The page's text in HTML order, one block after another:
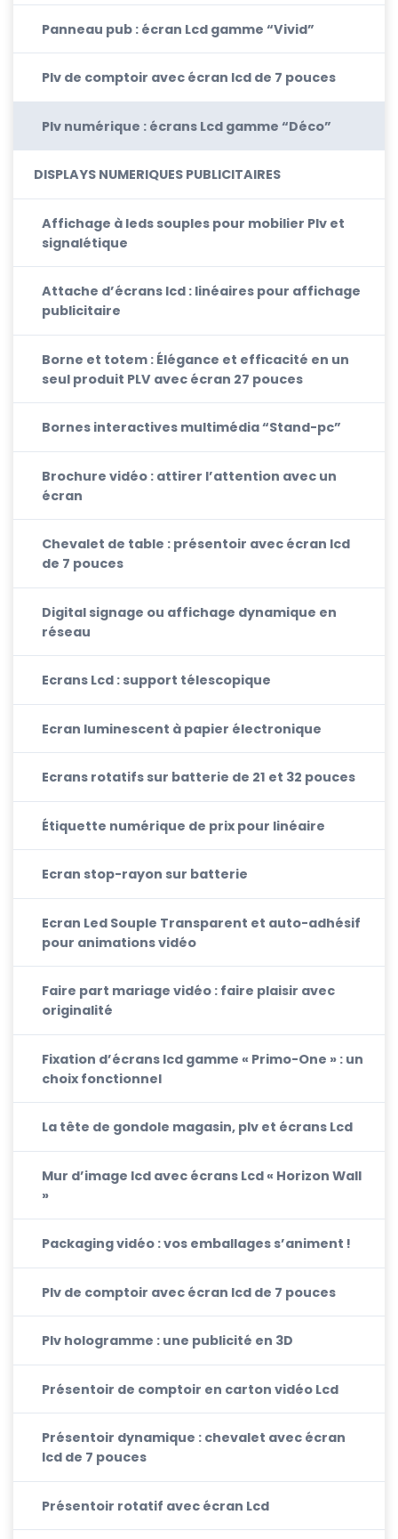
Panneau pub : écran Lcd gamme “Vivid”
Plv de comptoir avec écran lcd de 7 pouces
Plv numérique : écrans Lcd gamme “Déco”
DISPLAYS NUMERIQUES PUBLICITAIRES
Affichage à leds souples pour mobilier Plv et
signalétique
Attache d’écrans lcd : linéaires pour affichage
publicitaire
Borne et totem : Élégance et efficacité en un
seul produit PLV avec écran 27 pouces
Bornes interactives multimédia “Stand-pc”
Brochure vidéo : attirer l’attention avec un
écran
Chevalet de table : présentoir avec écran lcd
de 7 pouces
Digital signage ou affichage dynamique en
réseau
Ecrans Lcd : support télescopique
Ecran luminescent à papier électronique
Ecrans rotatifs sur batterie de 21 et 32 pouces
Étiquette numérique de prix pour linéaire
Ecran stop-rayon sur batterie
Ecran Led Souple Transparent et auto-adhésif
pour animations vidéo
Faire part mariage vidéo : faire plaisir avec
originalité
Fixation d’écrans lcd gamme « Primo-One » : un
choix fonctionnel
La tête de gondole magasin, plv et écrans Lcd
Mur d’image lcd avec écrans Lcd « Horizon Wall
»
Packaging vidéo : vos emballages s’animent !
Plv de comptoir avec écran lcd de 7 pouces
Plv hologramme : une publicité en 3D
Présentoir de comptoir en carton vidéo Lcd
Présentoir dynamique : chevalet avec écran
lcd de 7 pouces
Présentoir rotatif avec écran Lcd